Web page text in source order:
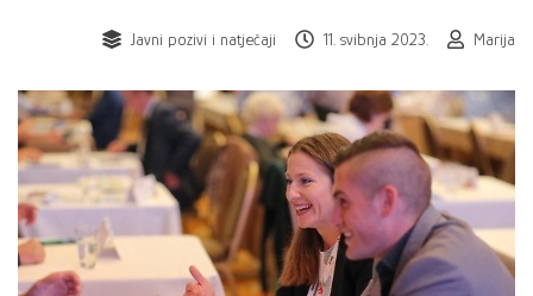
Javni pozivi i natječaji 11. svibnja 2023. Marija